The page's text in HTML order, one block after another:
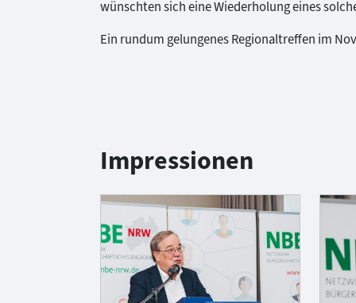
wünschten sich eine Wiederholung eines
Ein rundum gelungenes Regionaltreffen im
Impressionen